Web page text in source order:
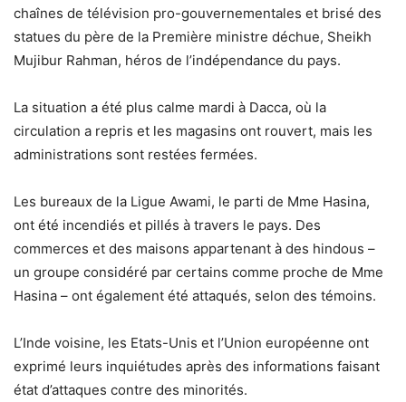
chaînes de télévision pro-gouvernementales et brisé des
statues du père de la Première ministre déchue, Sheikh
Mujibur Rahman, héros de l’indépendance du pays.
La situation a été plus calme mardi à Dacca, où la
circulation a repris et les magasins ont rouvert, mais les
administrations sont restées fermées.
Les bureaux de la Ligue Awami, le parti de Mme Hasina,
ont été incendiés et pillés à travers le pays. Des
commerces et des maisons appartenant à des hindous –
un groupe considéré par certains comme proche de Mme
Hasina – ont également été attaqués, selon des témoins.
L’Inde voisine, les Etats-Unis et l’Union européenne ont
exprimé leurs inquiétudes après des informations faisant
état d’attaques contre des minorités.